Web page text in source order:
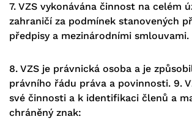
7. VZS vykonávána činnost na celém
zahraničí za podmínek stanovených
předpisy a mezinárodními smlouvami.
8. VZS je právnická osoba a je
právního řádu práva a povinnosti. 9.
své činnosti a k identifikaci členů a
chráněný znak: